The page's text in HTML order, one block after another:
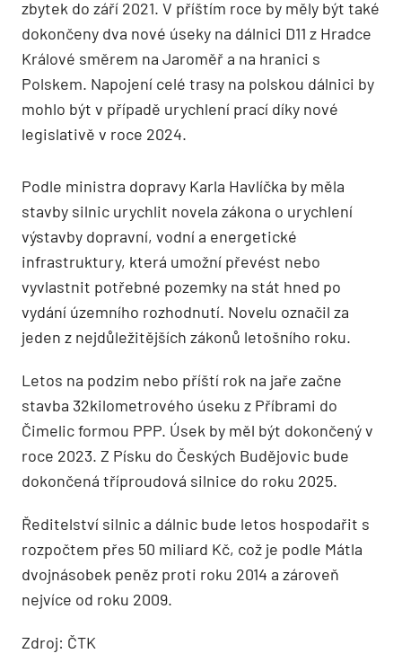
zbytek do září 2021. V příštím roce by měly být také
dokončeny dva nové úseky na dálnici D11 z Hradce
Králové směrem na Jaroměř a na hranici s
Polskem. Napojení celé trasy na polskou dálnici by
mohlo být v případě urychlení prací díky nové
legislativě v roce 2024.
Podle ministra dopravy Karla Havlíčka by měla
stavby silnic urychlit novela zákona o urychlení
výstavby dopravní, vodní a energetické
infrastruktury, která umožní převést nebo
vyvlastnit potřebné pozemky na stát hned po
vydání územního rozhodnutí. Novelu označil za
jeden z nejdůležitějších zákonů letošního roku.
Letos na podzim nebo příští rok na jaře začne
stavba 32kilometrového úseku z Příbrami do
Čimelic formou PPP. Úsek by měl být dokončený v
roce 2023. Z Písku do Českých Budějovic bude
dokončená tříproudová silnice do roku 2025.
Ředitelství silnic a dálnic bude letos hospodařit s
rozpočtem přes 50 miliard Kč, což je podle Mátla
dvojnásobek peněz proti roku 2014 a zároveň
nejvíce od roku 2009.
Zdroj: ČTK